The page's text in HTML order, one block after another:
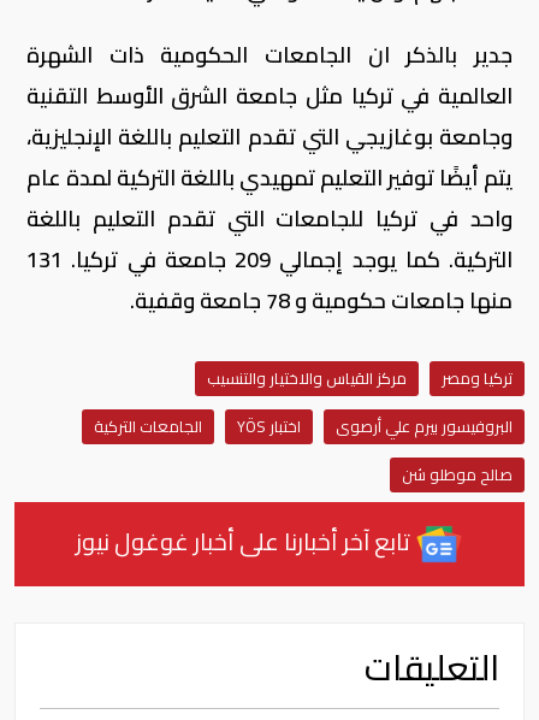
جدير بالذكر ان الجامعات الحكومية ذات الشهرة
العالمية في تركيا مثل جامعة الشرق الأوسط التقنية
وجامعة بوغازيجي التي تقدم التعليم باللغة الإنجليزية،
يتم أيضًا توفير التعليم تمهيدي باللغة التركية لمدة عام
واحد في تركيا للجامعات التي تقدم التعليم باللغة
التركية. كما يوجد إجمالي 209 جامعة في تركيا. 131
منها جامعات حكومية و 78 جامعة وقفية.
تركيا ومصر
مركز القياس والاختيار والتنسيب
البروفيسور بيرم علي أرصوى
اختبار YÖS
الجامعات التركية
صالح موطلو شن
تابع آخر أخبارنا على أخبار غوغول نيوز
التعليقات